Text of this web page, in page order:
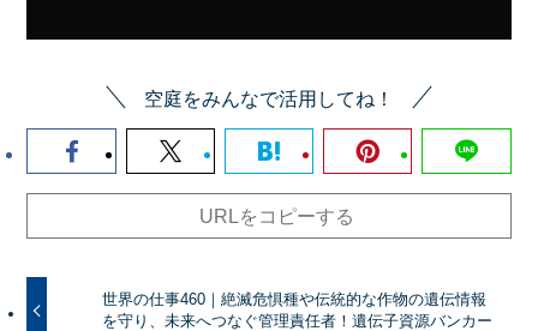
空庭をみんなで活用してね！
URLをコピーする
世界の仕事460｜絶滅危惧種や伝統的な作物の遺伝情報
を守り、未来へつなぐ管理責任者！遺伝子資源バンカー